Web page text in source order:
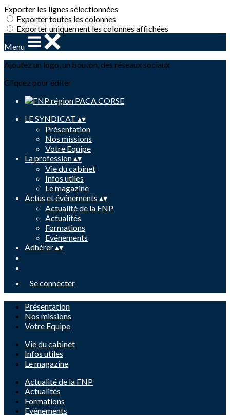
Exporter les lignes sélectionnées
Exporter toutes les colonnes
Exporter uniquement les colonnes affichées
Menu
Ajoutez un logo, un bouton, des réseaux sociaux
Cliquez pour éditer
LE SYNDICAT ▴▾
Présentation
Nos missions
Votre Equipe
La profession▴▾
Vie du cabinet
Infos utiles
Le magazine
Actus et événements ▴▾
Actualité de la FNP
Actualités
Formations
Evénements
Adhérer▴▾
Se connecter
Présentation
Nos missions
Votre Equipe
Vie du cabinet
Infos utiles
Le magazine
Actualité de la FNP
Actualités
Formations
Evénements